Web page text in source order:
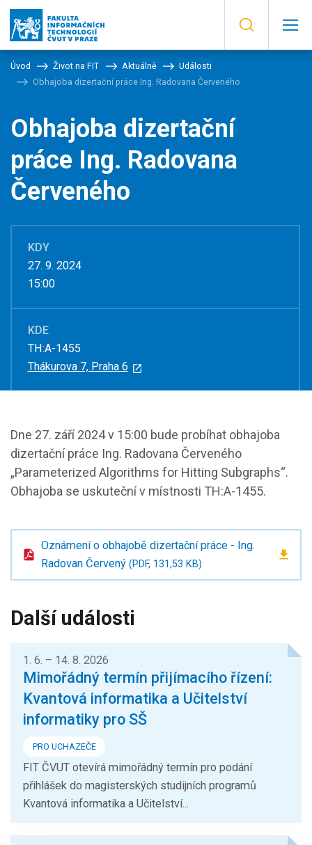
Úvod Život na FIT Aktuálně
Události
Obhajoba dizertační práce Ing. Radovana Červeného
Obhajoba dizertační
práce Ing. Radovana
Červeného
KDY
27. 9. 2024
15:00
KDE
TH:A-1455
Thákurova 7, Praha 6
Dne 27. září 2024 v 15:00 bude probíhat obhajoba
dizertační práce Ing. Radovana Červeného
„Parameterized Algorithms for Hitting Subgraphs“.
Obhajoba se uskuteční v místnosti TH:A-1455.
Oznámení o obhajobě dizertační práce - Ing.
Radovan Červený(PDF, 131,53 KB)
Další události
1. 6. – 14. 8. 2026
Mimořádný termín přijímacího řízení:
Kvantová informatika a Učitelství
informatiky pro SŠ
PRO UCHAZEČE
FIT ČVUT otevírá mimořádný termín pro podání
přihlášek do magisterských studijních programů
Kvantová informatika a Učitelství...